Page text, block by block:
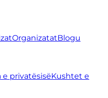
OrganizatatBlogu
e privatësisëKushtet e